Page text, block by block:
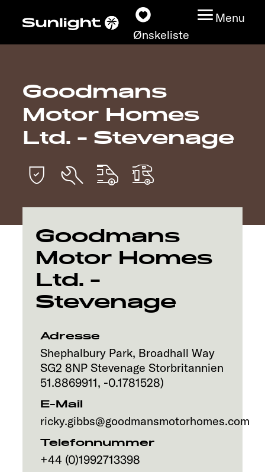
Ønskeliste
Menu
Modeller
Konfigurator
Find din Sunlight
Oplev
Service
Goodmans
Motor Homes
Ltd. - Stevenage
Goodmans
Motor Homes
Ltd. -
Stevenage
Adresse
Shephalbury Park, Broadhall Way
SG2 8NP Stevenage Storbritannien
51.8869911, -0.1781528)
E-Mail
ricky.gibbs@goodmansmotorhomes.com
Telefonnummer
+44 (0)1992713398